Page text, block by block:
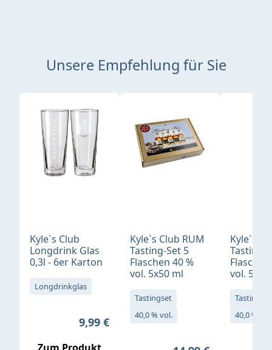
Unsere Empfehlung für Sie
Produktgalerie überspringen
Kyle`s Club
Longdrink Glas
0,3l - 6er Karton
Longdrinkglas
Regulärer Preis:
9,99 €
Kyle`s Club RUM
Tasting-Set 5
Flaschen 40 %
vol. 5x50 ml
Tastingset
40,0 % vol.
Kyle`s
Tasting-
vol.
Tastingset
40,0 % vol.